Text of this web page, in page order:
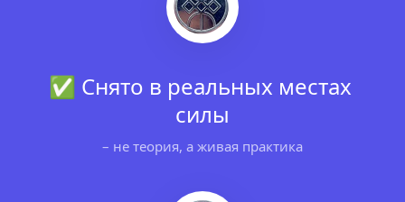
✅ Снято в реальных местах
силы
– не теория, а живая практика